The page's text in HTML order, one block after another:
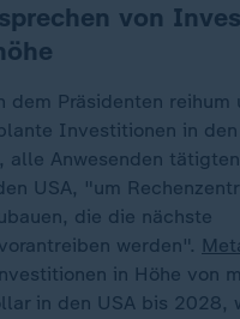
von
dem Präsidenten reihum
Investitionen in den
alle Anwesenden
USA, "um
die die nächste
werden".
in Höhe von
in den USA bis 2028,